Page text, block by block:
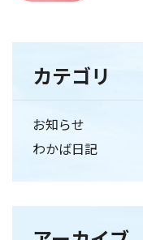
カテゴリ
お知らせ
わかば日記